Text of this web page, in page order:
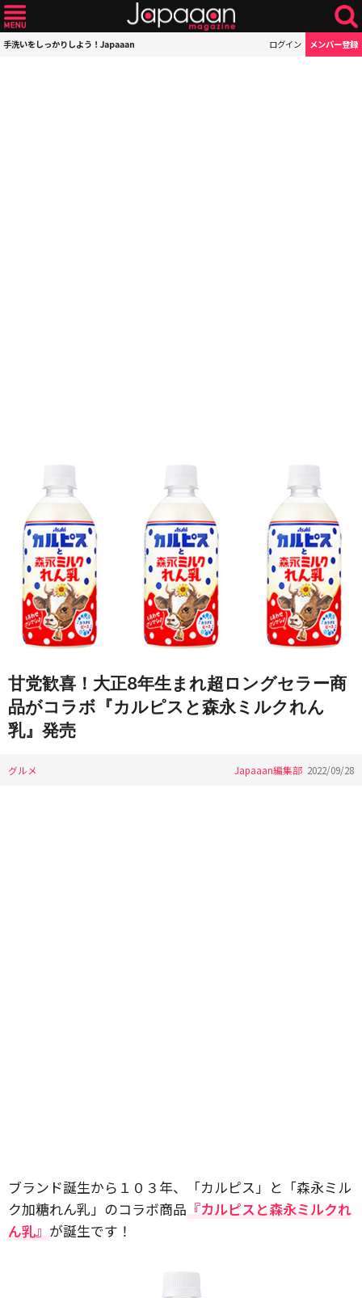
手洗いをしっかりしよう！Japaaan ログイン メンバー登録
甘党歓喜！大正8年生まれ超ロングセラー商
品がコラボ『カルピスと森永ミルクれん
乳』発売
グルメ Japaaan編集部 2022/09/28
ブランド誕生から１０３年、「カルピス」と「森永ミル
ク加糖れん乳」のコラボ商品 『カルピスと森永ミルクれ
ん乳』 が誕生です！